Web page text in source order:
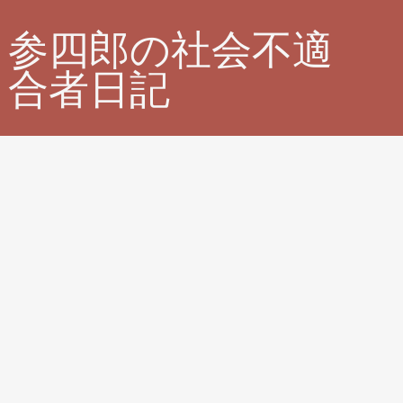
参四郎の社会不適
合者日記